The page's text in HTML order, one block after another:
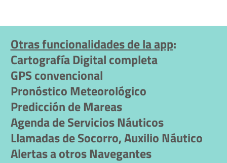
Otras funcionalidades de la app:
Cartografía Digital completa
GPS convencional
Pronóstico Meteorológico
Predicción de Mareas
Agenda de Servicios Náuticos
Llamadas de Socorro, Auxilio Náutico
Alertas a otros Navegantes